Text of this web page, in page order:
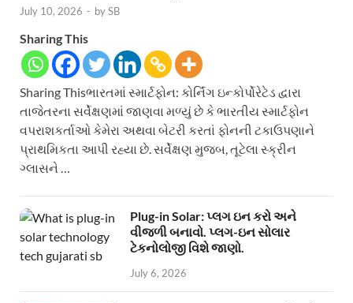
July 10, 2026 - bySB
Sharing This
Sharing Thisભારતમાં સ્માર્ટફોન: કોર્નિંગ ઇન્કોર્પોરેટેડ દ્વારા
તાજેતરના સર્વેક્ષણમાં જાણવા મળ્યું છે કે ભારતીય સ્માર્ટફોન
વપરાશકર્તાઓ કેમેરા અથવા બેટરી કરતાં ફોનની ટકાઉપણાને
પ્રાથમિકતા આપી રહ્યા છે. સર્વેક્ષણ મુજબ, તૂટેલા સ્ક્રીન
ગ્લાસને …
Plug-in Solar: પ્લગ ઇન કરો અને
વીજળી બનાવો. પ્લગ-ઇન સોલાર
ટેકનોલોજી વિશે જાણો.
July 6, 2026